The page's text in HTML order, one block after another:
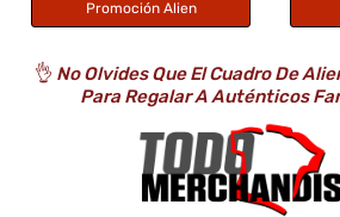
Promoción Alien
👌 No Olvides Que El Cuadro De
Para Regalar A Auténticos